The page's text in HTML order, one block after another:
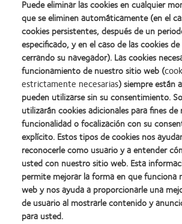
Puede eliminar las cookies en cualquier
que se eliminen automáticamente (en el
cookies persistentes, después de un
especificado, y en el caso de las cookies de
cerrando su navegador). Las cookies
funcionamiento de nuestro sitio web (
estrictamente necesarias) siempre están
pueden utilizarse sin su consentimiento.
utilizarán cookies adicionales para fines
funcionalidad o focalización con su
explícito. Estos tipos de cookies nos
reconocerle como usuario y a entender
usted con nuestro sitio web. Esta
permite mejorar la forma en que funciona
web y nos ayuda a proporcionarle una
de usuario al mostrarle contenido y
para usted.